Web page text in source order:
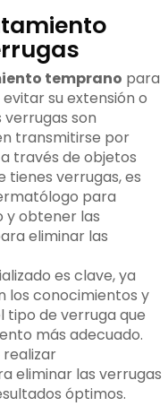
temprano para
su extensión o
verrugas son
transmitirse por
través de objetos
tienes verrugas, es
para
y obtener las
eliminar las
es clave, ya
los conocimientos y
tipo de verruga que
más adecuado.
eliminar las verrugas
óptimos.